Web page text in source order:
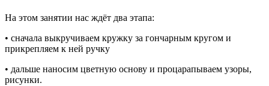
На этом занятии нас ждёт два этапа:
• сначала выкручиваем кружку за гончарным кругом и
прикрепляем к ней ручку
• дальше наносим цветную основу и процарапываем узоры,
рисунки.